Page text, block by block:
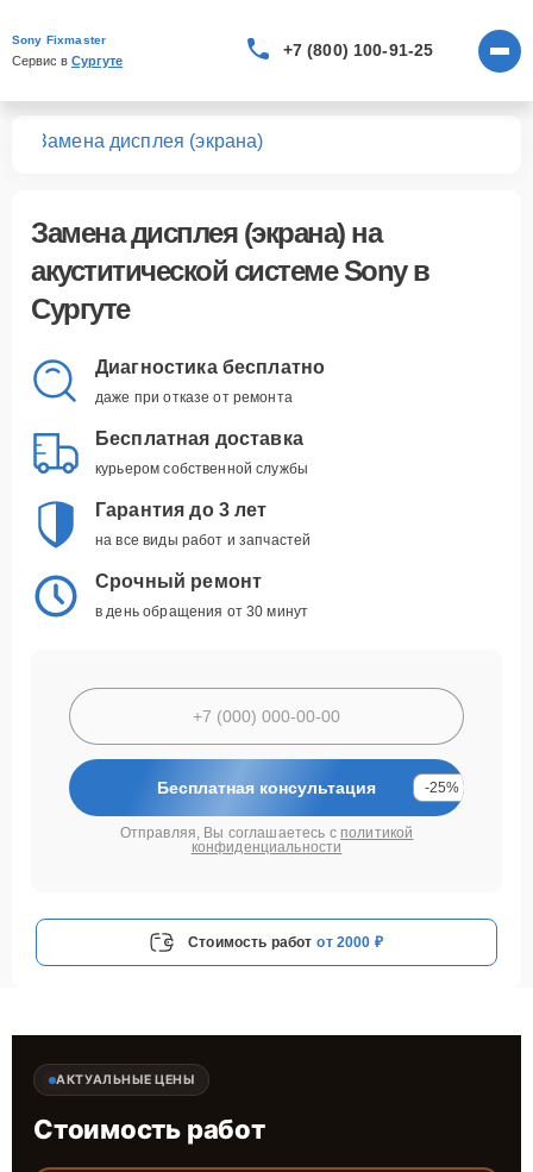
Sony Fixmaster
Сервис в Сургуте
+7 (800) 100-91-25
Замена дисплея (экрана)
Замена дисплея (экрана)на
акуститической системе Sony в
Сургуте
Диагностика бесплатно
даже при отказе от ремонта
Бесплатная доставка
курьером собственной службы
Гарантия до 3 лет
на все виды работ и запчастей
Срочный ремонт
в день обращения от 30 минут
Бесплатная консультация -25%
Отправляя, Вы соглашаетесь с политикой
конфиденциальности
Стоимость работ от 2000 ₽
АКТУАЛЬНЫЕ ЦЕНЫ
Стоимость работ